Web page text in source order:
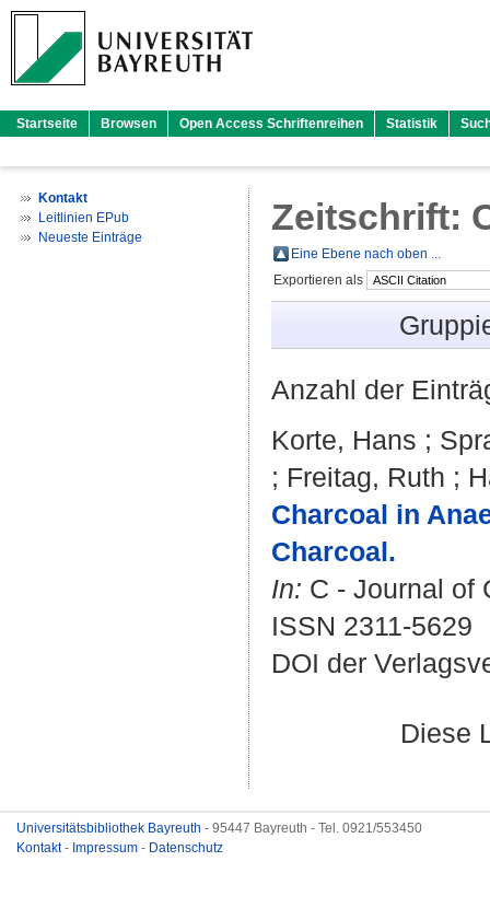
Startseite Browsen Open Access Schriftenreihen Statistik
Kontakt
Leitlinien EPub
Neueste Einträge
Zeitschrift:
Eine Ebene nach oben ...
Exportieren als
Anzahl der
Korte, Hans ;
; Freitag, Ruth ;
Charcoal in
Charcoal.
In: C - Journal of
ISSN 2311-5629
DOI der
Diese
Universitätsbibliothek Bayreuth - 95447 Bayreuth - Tel. 0921/553450
Kontakt- Impressum - Datenschutz